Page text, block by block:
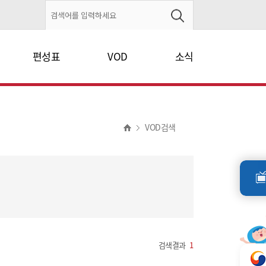
편성표 VOD 소식
VOD검색
검색결과 1